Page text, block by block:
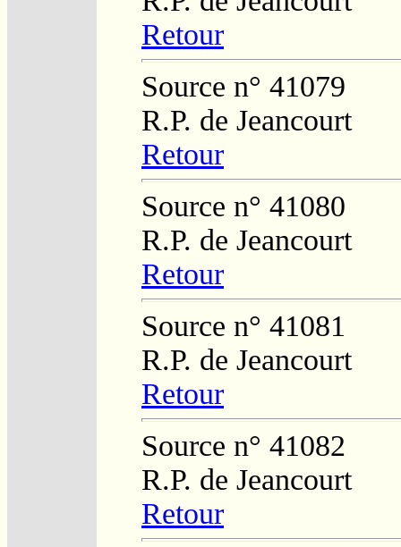
Retour
Source n° 41079
R.P. de Jeancourt
Retour
Source n° 41080
R.P. de Jeancourt
Retour
Source n° 41081
R.P. de Jeancourt
Retour
Source n° 41082
R.P. de Jeancourt
Retour